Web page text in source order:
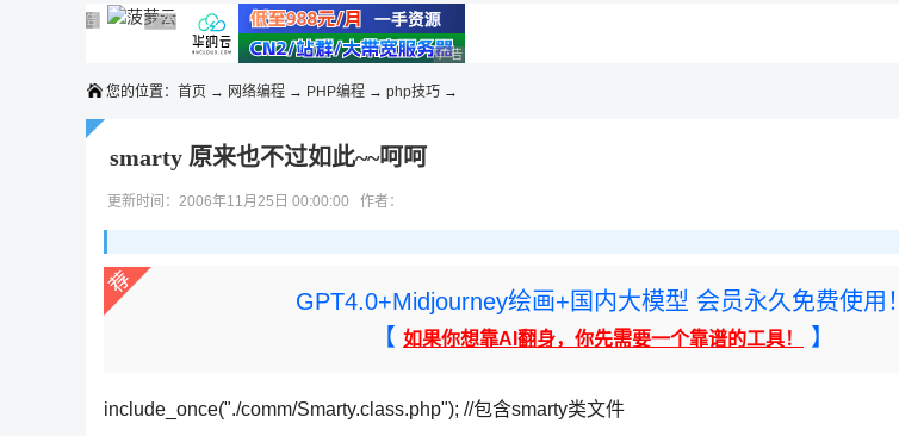
广告 商业广告，理性选择
广告 商业广告，理性选择
广告 商业广告，理性选择广告 商业广告，理性选择
广告 商业广告，理性选择
您的位置： 首页 → 网络编程 → PHP编程 → php技巧 →
smarty 原来也不过如此~~呵呵
更新时间：2006年11月25日 00:00:00 作者：
GPT4.0+Midjourney绘画+国内大模型 会员永久免费使用！
【 如果你想靠AI翻身，你先需要一个靠谱的工具！ 】
include_once("./comm/Smarty.class.php"); //包含smarty类文件